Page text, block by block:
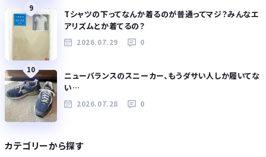
9
Tシャツの下ってなんか着るのが普通ってマジ？みんなエ
アリズムとか着てるの？
2026.07.29 0
10
ニューバランスのスニーカー、もうダサい人しか履いてな
い…
2026.07.28 0
カテゴリーから探す